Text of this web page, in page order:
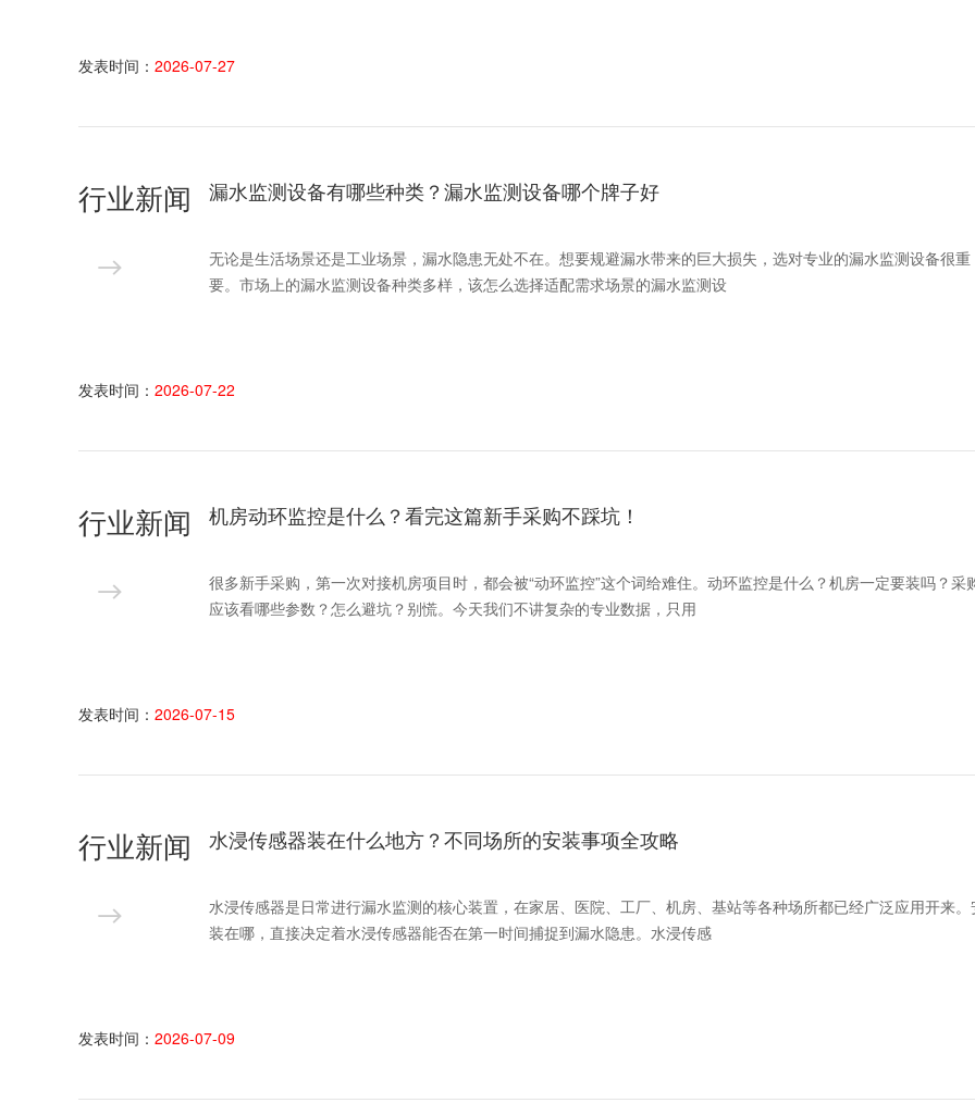
发表时间： 2026-07-27
行业新闻 漏水监测设备有哪些种类？漏水监测设备哪个牌子好
无论是生活场景还是工业场景，漏水隐患无处不在。想要规避漏水带来的巨大损失，选对专业的漏水监测设备很重
要。市场上的漏水监测设备种类多样，该怎么选择适配需求场景的漏水监测设
发表时间： 2026-07-22
行业新闻 机房动环监控是什么？看完这篇新手采购不踩坑！
很多新手采购，第一次对接机房项目时，都会被“动环监控”这个词给难住。动环监控是什么？机房一定要装吗？采
应该看哪些参数？怎么避坑？别慌。今天我们不讲复杂的专业数据，只用
发表时间： 2026-07-15
行业新闻 水浸传感器装在什么地方？不同场所的安装事项全攻略
水浸传感器是日常进行漏水监测的核心装置，在家居、医院、工厂、机房、基站等各种场所都已经广泛应用开来。
装在哪，直接决定着水浸传感器能否在第一时间捕捉到漏水隐患。水浸传感
发表时间： 2026-07-09